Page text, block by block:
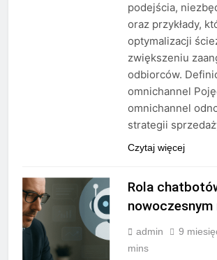
podejścia,
oraz przykłady,
optymalizacji
zwiększeniu
odbiorców.
omnichannel
omnichannel
strategii
Czytaj więcej
Rola
admin 9
mins